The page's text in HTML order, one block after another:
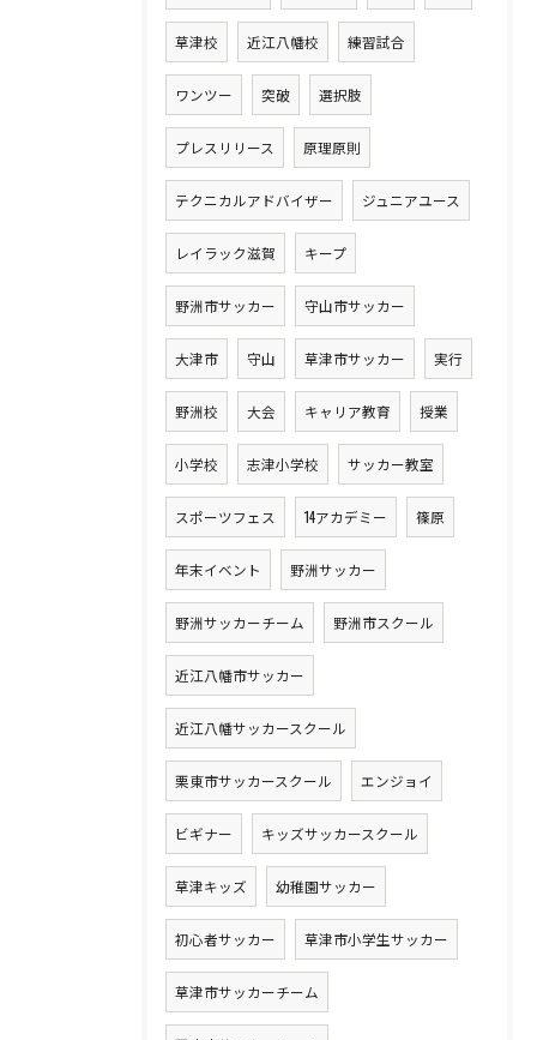
草津校 近江八幡校 練習試合
ワンツー 突破 選択肢
プレスリリース 原理原則
テクニカルアドバイザー ジュニアユース
レイラック滋賀 キープ
野洲市サッカー 守山市サッカー
大津市 守山 草津市サッカー 実行
野洲校 大会 キャリア教育 授業
小学校 志津小学校 サッカー教室
スポーツフェス 14アカデミー 篠原
年末イベント 野洲サッカー
野洲サッカーチーム 野洲市スクール
近江八幡市サッカー
近江八幡サッカースクール
栗東市サッカースクール エンジョイ
ビギナー キッズサッカースクール
草津キッズ 幼稚園サッカー
初心者サッカー 草津市小学生サッカー
草津市サッカーチーム